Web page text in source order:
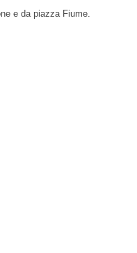
e da piazza Fiume.